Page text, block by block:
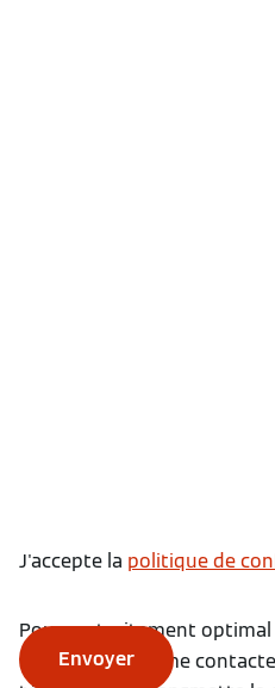
J'accepte la politique de
Pour un traitement optimal
que Viessmann me
Envoyer